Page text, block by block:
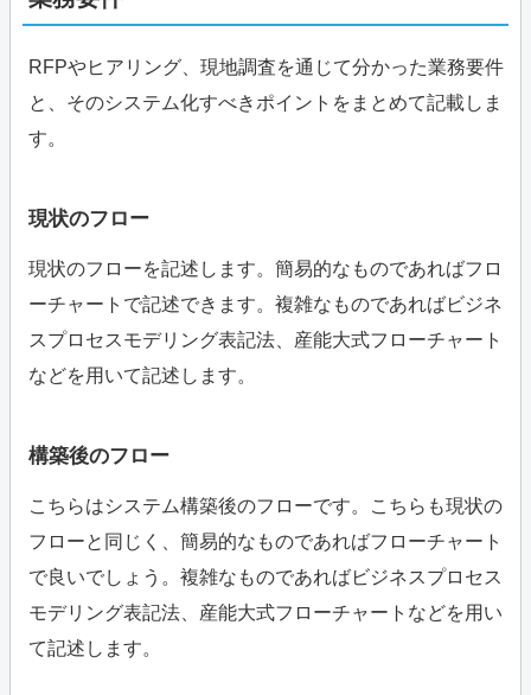
RFPやヒアリング、現地調査を通じて分かった業務要件
と、そのシステム化すべきポイントをまとめて記載しま
す。
現状のフロー
現状のフローを記述します。簡易的なものであればフロ
ーチャートで記述できます。複雑なものであればビジネ
スプロセスモデリング表記法、産能大式フローチャート
などを用いて記述します。
構築後のフロー
こちらはシステム構築後のフローです。こちらも現状の
フローと同じく、簡易的なものであればフローチャート
で良いでしょう。複雑なものであればビジネスプロセス
モデリング表記法、産能大式フローチャートなどを用い
て記述します。